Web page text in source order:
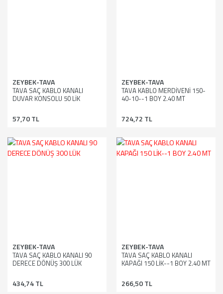
ZEYBEK-TAVA
TAVA SAÇ KABLO KANALI
DUVAR KONSOLU 50 LİK
57,70 TL
ZEYBEK-TAVA
TAVA KABLO MERDİVENİ 150-
40-10--1 BOY 2.40 MT
724,72 TL
ZEYBEK-TAVA
TAVA SAÇ KABLO KANALI 90
DERECE DÖNÜŞ 300 LÜK
434,74 TL
ZEYBEK-TAVA
TAVA SAÇ KABLO KANALI
KAPAĞI 150 LİK--1 BOY 2.40 MT
266,50 TL